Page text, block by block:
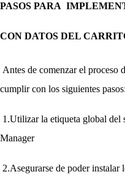
PASOS PARA
CON DATOS DEL
Antes de comenzar el proceso
cumplir con los siguientes pasos:
1.Utilizar la etiqueta global del
Manager
2.Asegurarse de poder instalar